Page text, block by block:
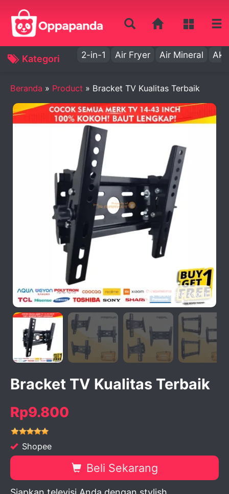
Kategori 2-in-1 Air Fryer Air Mineral Aki
Beranda » Product » Bracket TV Kualitas Terbaik
activate zoom
Bracket TV Kualitas Terbaik
Rp9.800
Shopee
Beli Sekarang